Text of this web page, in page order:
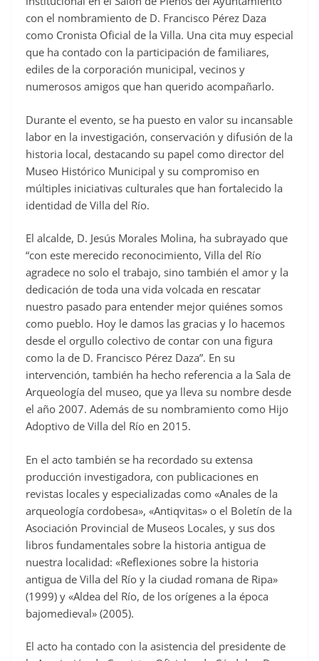
o
o
k
con el nombramiento de D. Francisco Pérez Daza
como Cronista Oficial de la Villa. Una cita muy especial
que ha contado con la participación de familiares,
ediles de la corporación municipal, vecinos y
numerosos amigos que han querido acompañarlo.
Durante el evento, se ha puesto en valor su incansable
labor en la investigación, conservación y difusión de la
historia local, destacando su papel como director del
Museo Histórico Municipal y su compromiso en
múltiples iniciativas culturales que han fortalecido la
identidad de Villa del Río.
El alcalde, D. Jesús Morales Molina, ha subrayado que
“con este merecido reconocimiento, Villa del Río
agradece no solo el trabajo, sino también el amor y la
dedicación de toda una vida volcada en rescatar
nuestro pasado para entender mejor quiénes somos
como pueblo. Hoy le damos las gracias y lo hacemos
desde el orgullo colectivo de contar con una figura
como la de D. Francisco Pérez Daza”. En su
intervención, también ha hecho referencia a la Sala de
Arqueología del museo, que ya lleva su nombre desde
el año 2007. Además de su nombramiento como Hijo
Adoptivo de Villa del Río en 2015.
En el acto también se ha recordado su extensa
producción investigadora, con publicaciones en
revistas locales y especializadas como «Anales de la
arqueología cordobesa», «Antiqvitas» o el Boletín de la
Asociación Provincial de Museos Locales, y sus dos
libros fundamentales sobre la historia antigua de
nuestra localidad: «Reflexiones sobre la historia
antigua de Villa del Río y la ciudad romana de Ripa»
(1999) y «Aldea del Río, de los orígenes a la época
bajomedieval» (2005).
El acto ha contado con la asistencia del presidente de